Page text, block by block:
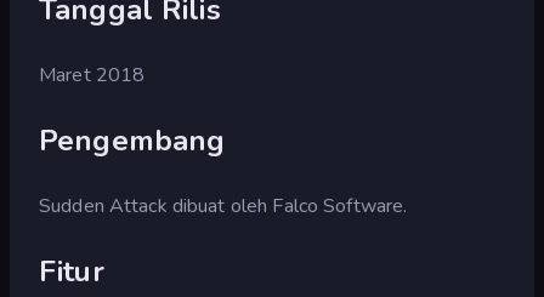
Tanggal Rilis
Maret 2018
Pengembang
Sudden Attack dibuat oleh Falco Software.
Fitur